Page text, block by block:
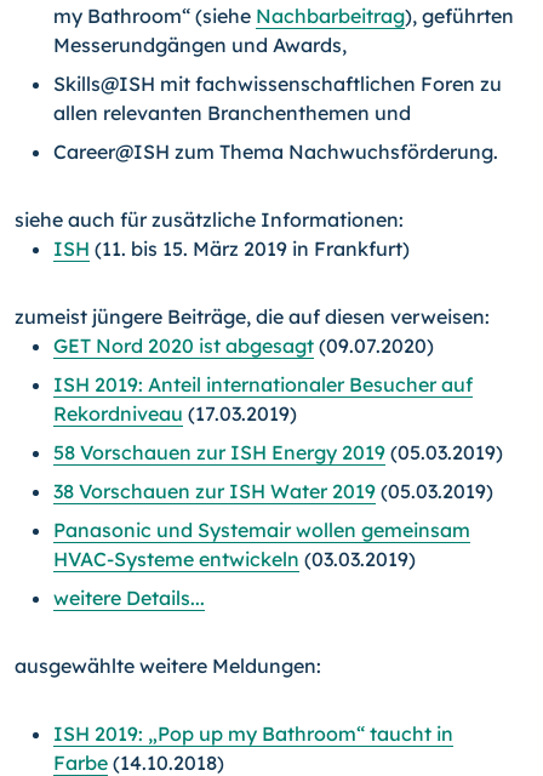
my Bathroom“ (siehe Nachbarbeitrag), geführten
Messerundgängen und Awards,
Skills@ISH mit fachwissenschaftlichen Foren zu
allen relevanten Branchenthemen und
Career@ISH zum Thema Nachwuchsförderung.
siehe auch für zusätzliche Informationen:
ISH (11. bis 15. März 2019 in Frankfurt)
zumeist jüngere Beiträge, die auf diesen verweisen:
GET Nord 2020 ist abgesagt (09.07.2020)
ISH 2019: Anteil internationaler Besucher auf
Rekordniveau (17.03.2019)
58 Vorschauen zur ISH Energy 2019 (05.03.2019)
38 Vorschauen zur ISH Water 2019 (05.03.2019)
Panasonic und Systemair wollen gemeinsam
HVAC-Systeme entwickeln (03.03.2019)
weitere Details...
ausgewählte weitere Meldungen:
ISH 2019: „Pop up my Bathroom“ taucht in
Farbe (14.10.2018)